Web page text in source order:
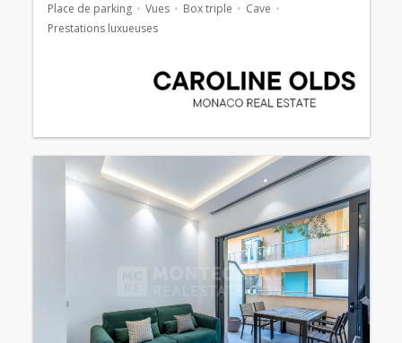
Place de parking Vues Box triple
Cave
Prestations luxueuses